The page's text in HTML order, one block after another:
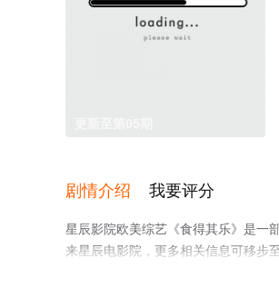
剧情介绍 我要评分
星辰影院欧美综艺《食得其乐》是一
来星辰电影院，更多相关信息可移步